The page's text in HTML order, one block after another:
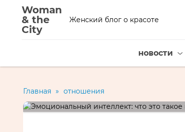
Woman
& the
City
Женский блог о красоте
новости
Главная » отношения